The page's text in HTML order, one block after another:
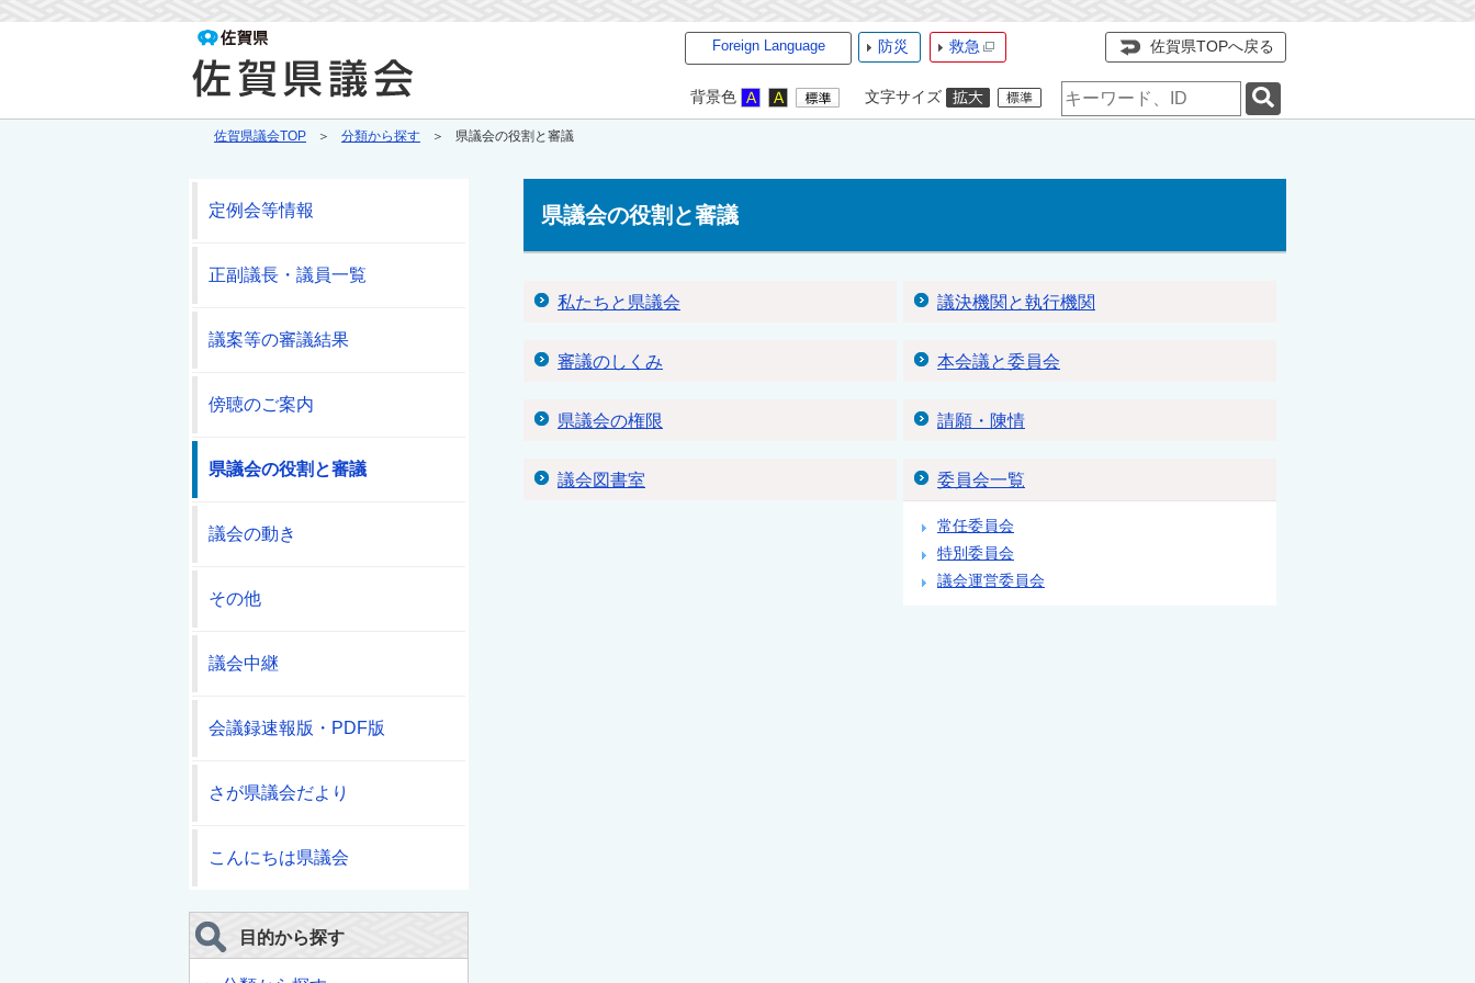
Foreign Language 防災 救急 佐賀県TOPへ戻る
背景色 文字サイズ
検
索
佐賀県議会TOP 分類から探す 県議会の役割と審議
県議会の役割と審議
私たちと県議会 議決機関と執行機関
審議のしくみ 本会議と委員会
県議会の権限 請願・陳情
議会図書室 委員会一覧
常任委員会
特別委員会
議会運営委員会
定例会等情報
正副議長・議員一覧
議案等の審議結果
傍聴のご案内
県議会の役割と審議
議会の動き
その他
議会中継
会議録速報版・PDF版
さが県議会だより
こんにちは県議会
目的から探す